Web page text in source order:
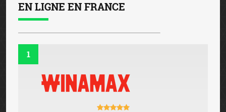
EN LIGNE EN FRANCE
1